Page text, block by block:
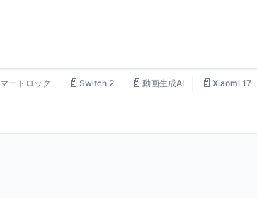
ートロック 📄 Switch 2 📄 動画生成AI 📄 Xiaomi 17